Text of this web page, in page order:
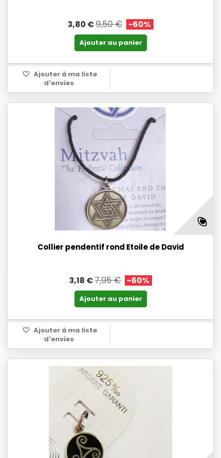
3,80 €9,50 € -60%
Ajouter au panier
Ajouter à ma liste
d'envies
Collier pendentif rond Etoile de David
3,18 €7,95 € -60%
Ajouter au panier
Ajouter à ma liste
d'envies